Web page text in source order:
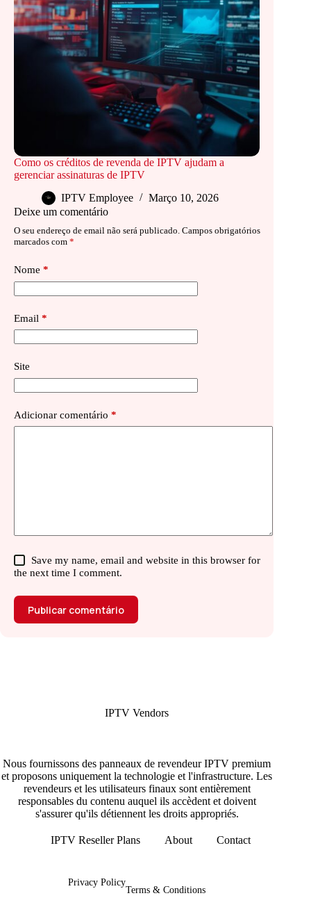
Como os créditos de revenda de IPTV ajudam a
gerenciar assinaturas de IPTV
IPTV Employee
Março 10, 2026
Deixe um comentário
O seu endereço de email não será publicado. Campos obrigatórios
marcados com *
Nome *
Email *
Site
Adicionar comentário *
Save my name, email and website in this browser for
the next time I comment.
Publicar comentário
IPTV Vendors
Nous fournissons des panneaux de revendeur IPTV premium
et proposons uniquement la technologie et l'infrastructure. Les
revendeurs et les utilisateurs finaux sont entièrement
responsables du contenu auquel ils accèdent et doivent
s'assurer qu'ils détiennent les droits appropriés.
IPTV Reseller Plans About
Contact
Privacy Policy
Terms & Conditions